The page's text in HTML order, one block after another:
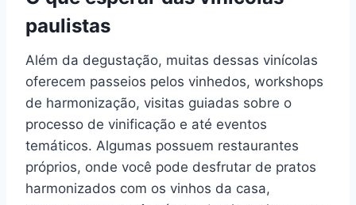
paulistas
Além da degustação, muitas dessas vinícolas
oferecem passeios pelos vinhedos, workshops
de harmonização, visitas guiadas sobre o
processo de vinificação e até eventos
temáticos. Algumas possuem restaurantes
próprios, onde você pode desfrutar de pratos
harmonizados com os vinhos da casa,